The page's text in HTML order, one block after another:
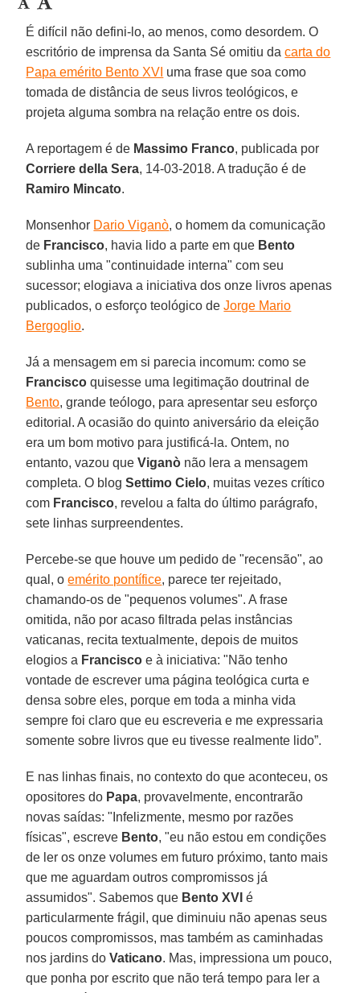
É difícil não defini-lo, ao menos, como desordem. O
escritório de imprensa da Santa Sé omitiu dacarta do
Papa emérito Bento XVI uma frase que soa como
tomada de distância de seus livros teológicos, e
projeta alguma sombra na relação entre os dois.
A reportagem é de Massimo Franco, publicada por
Corriere della Sera, 14-03-2018. A tradução é de
Ramiro Mincato.
Monsenhor Dario Viganò, o homem da comunicação
de Francisco, havia lido a parte em que Bento
sublinha uma "continuidade interna" com seu
sucessor; elogiava a iniciativa dos onze livros apenas
publicados, o esforço teológico deJorge Mario
Bergoglio.
Já a mensagem em si parecia incomum: como se
Francisco quisesse uma legitimação doutrinal de
Bento, grande teólogo, para apresentar seu esforço
editorial. A ocasião do quinto aniversário da eleição
era um bom motivo para justificá-la. Ontem, no
entanto, vazou queViganò não lera a mensagem
completa. O blogSettimo Cielo, muitas vezes crítico
com Francisco, revelou a falta do último parágrafo,
sete linhas surpreendentes.
Percebe-se que houve um pedido de "recensão", ao
qual, oemérito pontífice, parece ter rejeitado,
chamando-os de "pequenos volumes". A frase
omitida, não por acaso filtrada pelas instâncias
vaticanas, recita textualmente, depois de muitos
elogios a Francisco e à iniciativa: "Não tenho
vontade de escrever uma página teológica curta e
densa sobre eles, porque em toda a minha vida
sempre foi claro que eu escreveria e me expressaria
somente sobre livros que eu tivesse realmente lido”.
E nas linhas finais, no contexto do que aconteceu, os
opositores do Papa, provavelmente, encontrarão
novas saídas: "Infelizmente, mesmo por razões
físicas", escreve Bento, "eu não estou em condições
de ler os onze volumes em futuro próximo, tanto mais
que me aguardam outros compromissos já
assumidos". Sabemos que Bento XVI é
particularmente frágil, que diminuiu não apenas seus
poucos compromissos, mas também as caminhadas
nos jardins doVaticano. Mas, impressiona um pouco,
que ponha por escrito que não terá tempo para ler a